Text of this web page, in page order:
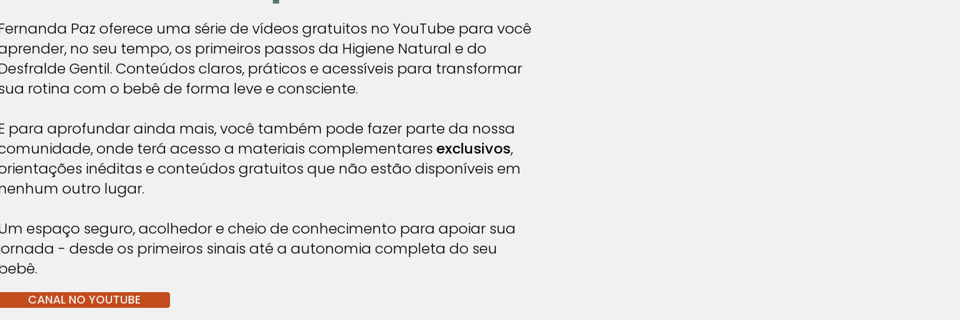
Redução de cólicas, constipações e desconfortos intestinais,
Diminuição de assaduras, fungos e infecções (pela ausência
de ambiente úmido e fechado com fezes e urina), Melhora no
padrão de eliminação (esvaziamento completo da bexiga e
intestino), redução do choro excessivo e cenas de
alimentação.
🧠 Desenvolvimento e comportamento
Paz oferece uma série de vídeos gratuitos no YouTube para você
no seu tempo, os primeiros passos da Higiene Natural e do
Gentil. Conteúdos claros, práticos e acessíveis para transformar
rotina com o bebê de forma leve e consciente.
para aprofundar ainda mais, você também pode fazer parte da nossa
onde terá acesso a materiais complementares exclusivos,
inéditas e conteúdos gratuitos que não estão disponíveis em
outro lugar.
espaço seguro, acolhedor e cheio de conhecimento para apoiar sua
- desde os primeiros sinais até a autonomia completa do seu
CANAL NO YOUTUBE